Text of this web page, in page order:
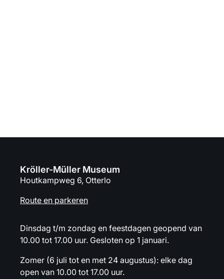
Kröller-Müller Museum
Houtkampweg 6, Otterlo
Route en parkeren
Dinsdag t/m zondag en feestdagen geopend van
10.00 tot 17.00 uur. Gesloten op 1 januari.
Zomer (6 juli tot en met 24 augustus): elke dag
open van 10.00 tot 17.00 uur.